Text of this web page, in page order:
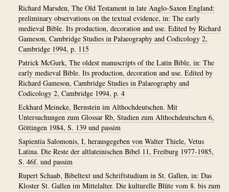
Richard Marsden, The Old Testament in late Anglo-Saxon England:
preliminary observations on the textual evidence, in: The early
medieval Bible. Its production, decoration and use. Edited by Richard
Gameson, Cambridge Studies in Palaeography and Codicology 2,
Cambridge 1994, p. 115
Patrick McGurk, The oldest manuscripts of the Latin Bible, in: The
early medieval Bible. Its production, decoration and use. Edited by
Richard Gameson, Cambridge Studies in Palaeography and
Codicology 2, Cambridge 1994, p. 4
Eckhard Meineke, Bernstein im Althochdeutschen. Mit
Untersuchungen zum Glossar Rb, Studien zum Althochdeutschen 6,
Göttingen 1984, S. 139 und passim
Sapientia Salomonis, I, herausgegeben von Walter Thiele, Vetus
Latina. Die Reste der altlateinischen Bibel 11, Freiburg 1977-1985,
S. 46f. und passim
Rupert Schaab, Bibeltext und Schriftstudium in St. Gallen, in: Das
Kloster St. Gallen im Mittelalter. Die kulturelle Blüte vom 8. bis zum